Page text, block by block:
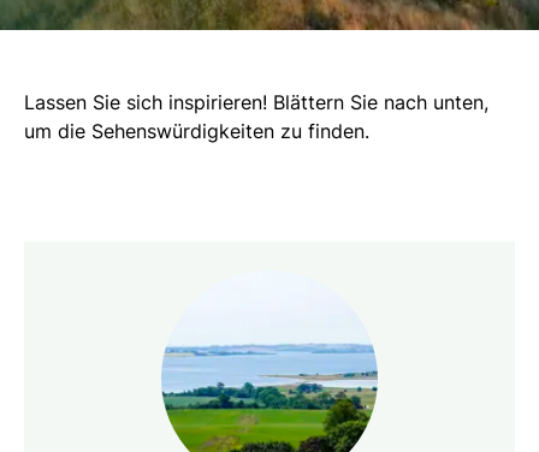
Lassen Sie sich inspirieren! Blättern Sie nach unten,
um die Sehenswürdigkeiten zu finden.